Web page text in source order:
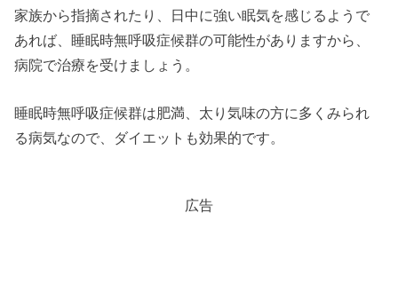
家族から指摘されたり、日中に強い眠気を感じるようで
あれば、睡眠時無呼吸症候群の可能性がありますから、
病院で治療を受けましょう。
睡眠時無呼吸症候群は肥満、太り気味の方に多くみられ
る病気なので、ダイエットも効果的です。
広告